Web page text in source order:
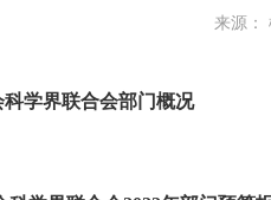
来源：
学界联合会部门概况